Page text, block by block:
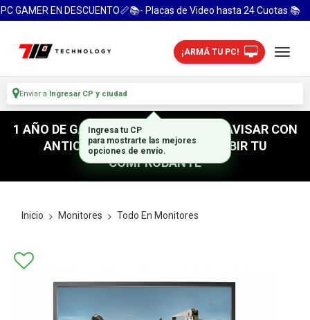
GAMER EN DESCUENTO📏📚- Placas de Video hasta 24 Cuotas 📚
¡ARMÁ TU PC!
Enviar a Ingresar CP y ciudad
1 AÑO DE GARANTIA! / PARA RETIRO AVISAR CON
ANTICIPACION / NO OLVIDES SUBIR TU
COMPROBANTE
Inicio Monitores Todo En Monitores